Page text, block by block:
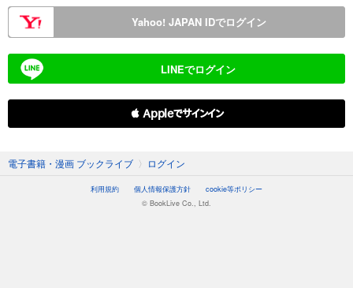
Yahoo! JAPAN IDでログイン
LINEでログイン
 Appleでサインイン
電子書籍・漫画 ブックライブ 〉 ログイン
利用規約 個人情報保護方針
cookie等ポリシー
© BookLive Co., Ltd.